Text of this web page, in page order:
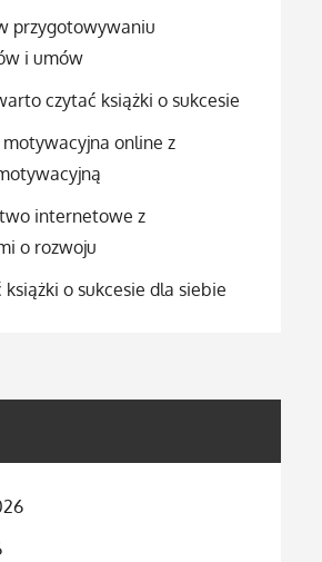
przygotowywaniu
i umów
czytać książki o sukcesie
online z
internetowe z
o rozwoju
książki o sukcesie dla siebie